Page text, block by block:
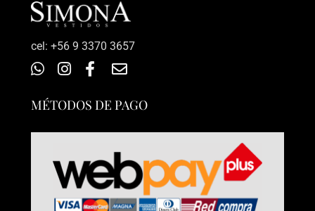
‎cel: +56 9 3370 3657
MÉTODOS DE PAGO